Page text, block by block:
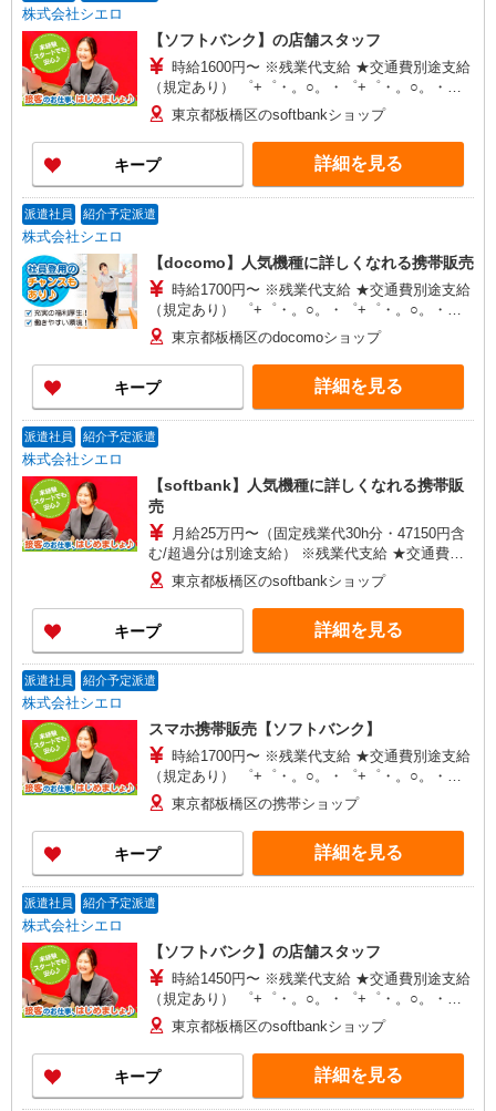
株式会社シエロ
【ソフトバンク】の店舗スタッフ
時給1600円〜 ※残業代支給 ★交通費別途支給
（規定あり） ゜+゜・。○。・゜+゜・。○。・゜
+゜ 入社祝い金10万円支給(規定有) お友達を紹介
頂くと, インセンティブ支給(規定有) ★月2回払
い・週払い可能（規程有）★ ゜・。○。・゜
+゜・。○。・゜+゜
東京都板橋区のsoftbankショップ
キープ 詳細を見る
派遣社員 紹介予定派遣
株式会社シエロ
【docomo】人気機種に詳しくなれる携帯販売
時給1700円〜 ※残業代支給 ★交通費別途支給
（規定あり） ゜+゜・。○。・゜+゜・。○。・゜
+゜ 入社祝い金10万円支給(規定有) お友達を紹介
頂くと, インセンティブ支給(規定有) ★月2回払
い・週払い可能（規程有）★ ゜・。○。・゜
+゜・。○。・゜+゜
東京都板橋区のdocomoショップ
キープ 詳細を見る
派遣社員 紹介予定派遣
株式会社シエロ
【softbank】人気機種に詳しくなれる携帯販
売
月給25万円〜（固定残業代30h分・47150円含
む/超過分は別途支給） ※残業代支給 ★交通費別
途支給（規定あり） ゜+゜・。○。・゜+゜・。
○。・゜+゜ 入社祝い金10万円支給(規定有) お友達
を紹介頂くと, インセンティブ支給(規定有) ゜・。
○。・゜+゜・。○。・゜+゜
東京都板橋区のsoftbankショップ
キープ 詳細を見る
派遣社員 紹介予定派遣
株式会社シエロ
スマホ携帯販売【ソフトバンク】
時給1700円〜 ※残業代支給 ★交通費別途支給
（規定あり） ゜+゜・。○。・゜+゜・。○。・゜
+゜ 入社祝い金10万円支給(規定有) お友達を紹介
頂くと, インセンティブ支給(規定有) ★月2回払
い・週払い可能（規程有）★ ゜・。○。・゜
+゜・。○。・゜+゜
東京都板橋区の携帯ショップ
キープ 詳細を見る
派遣社員 紹介予定派遣
株式会社シエロ
【ソフトバンク】の店舗スタッフ
時給1450円〜 ※残業代支給 ★交通費別途支給
（規定あり） ゜+゜・。○。・゜+゜・。○。・゜
+゜ 入社祝い金10万円支給(規定有) お友達を紹介
頂くと, インセンティブ支給(規定有) ★月2回払
い・週払い可能（規程有）★ ゜・。○。・゜
+゜・。○。・゜+゜
東京都板橋区のsoftbankショップ
キープ 詳細を見る